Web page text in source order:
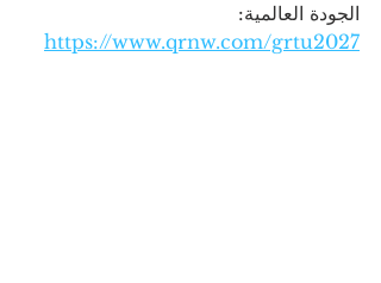
الجودة العالمية:
https://www.qrnw.com/grtu2027